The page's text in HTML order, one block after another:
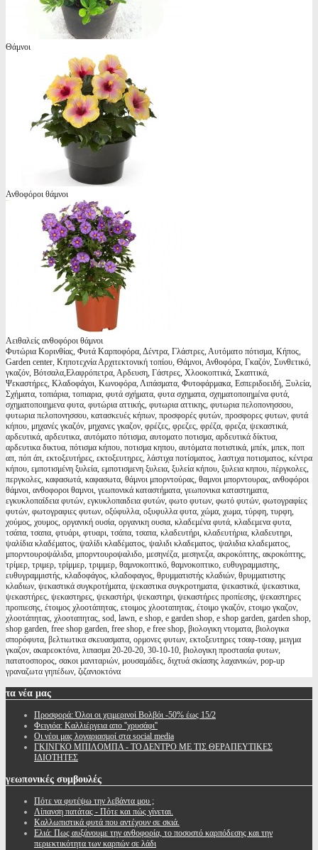
Θάμνοι
Ανθοφόροι θάμνοι
Αειθαλείς ανθοφόροι θάμνοι
Φυτώρια Κορινθίας, Φυτά Καρποφόρα, Δέντρα, Γλάστρες, Αυτόματο πότισμα, Κήπος,
Garden center, Κηποτεχνία Αρχιτεκτονική τοπίου, Θάμνοι, Ανθοφόρα, Γκαζόν, Συνθετικό,
γκαζόν, Βότσαλα,Ελαφρόπετρα, Αρδευση, Γάστρες, Χλοοκοπτικά, Σκαπτικά,
Ψεκαστήρες, Κλαδοφάγοι, Κωνοφόρα, Λιπάσματα, Φυτοφάρμακα, Εσπεριδοειδή, Ξυλεία,
Σχήματα, τοπιάρια, τοπιαρια, φυτά σχήματα, φυτα σχηματα, σχηματοποιημένα φυτά,
σχηματοποιημενα φυτα, φυτώρια αττικής, φυτωρια αττικης, φυτωρια πελοπονησσου,
φυτωρια πελοπονησσου, κατασκευές κήπων, προσφορές φυτών, προσφορες φυτων, φυτά
κήπου, μηχανές γκαζόν, μηχανες γκαζον, φρέζες, φρεζες, φρέζα, φρεζα, ψεκαστικά,
αρδευτικά, αρδευτικα, αυτόματο πότισμα, αυτοματο ποτισμα, αρδευτικά δίκτυα,
αρδευτικα δικτυα, πότισμα κήπου, ποτισμα κηπου, αυτόματα ποτιστικά, μπέκ, μπεκ, ποπ
απ, πόπ άπ, εκτοξευτήρες, εκτοξευτηρες, λάστιχα ποτίσματος, λαστιχα ποτισματος, κέντρα
κήπου, εμποτισμένη ξυλεία, εμποτισμενη ξυλεια, ξυλεία κήπου, ξυλεια κηπου, πέργκολες,
περγκολες, καφασωτά, καφασωτα, θάμνοι μπορντούρας, θαμνοι μπορντουρας, ανθοφόροι
θάμνοι, ανθοφοροι θαμνοι, γεωπονικά καταστήματα, γεωπονικα καταστηματα,
εγκυκλοπαίδεια φυτών, εγκυκλοπαιδεια φυτών, φωτο φυτων, φωτό φυτών, φωτογραφίες
φυτών, φωτογραφιες φυτων, οξύφυλλα, οξυφυλλα φυτα, χώμα, χωμα, τύρφη, τυρφη,
χούμος, χουμος, οργανική ουσία, οργανικη ουσια, κλαδεμένα φυτά, κλαδεμενα φυτα,
τσάπα, τσαπα, φτυάρι, φτυαρι, τσάπα, τσαπα, κλαδευτήρι, κλαδευτήρια, κλαδευτηρι,
ψαλίδια κλαδέματος, ψαλίδι κλαδέματος, ψαλιδι κλαδεματος, ψαλιδια κλαδεματος,
μπορντουροψάλιδα, μπορντουροψαλιδο, μεσηνέζα, μεσηνεζα, ακροκόπτης, ακροκόπτης,
τρίμερ, τριμερ, τρίμμερ, τριμμερ, θαμνοκοπτικό, θαμνοκοπτικο, ευθυγραμμιστης,
ευθυγραμμιστής, κλαδοφάγος, κλαδοφαγος, θρυμματιστής κλαδιών, θρυμματιστης
κλαδιων, ψεκαστικά συγκροτήματα, ψεκαστικα συγκροτηματα, ψεκαστικά, ψεκαστικα,
ψεκαστήρες, ψεκαστηρες, ψεκαστήρι, ψεκαστηρι, ψεκαστήρες προπίεσης, ψεκαστηρες
προπιεσης, έτοιμος χλοοτάπητας, ετοιμος χλοοταπητας, έτοιμο γκαζόν, ετοιμο γκαζον,
χλοοτάπητας, χλοοταπητας, sod, lawn, e shop, e garden shop, e shop garden, garden shop,
shop garden, free shop garden, free shop, e free shop, βιολογικη ντοματα, βιολογικα
σπορόφυτα, βελτιωτικα σκευασματα, ορμονες φυτων, εκτοξευτηρες τσαφ-τσαφ, μειγμα
γκαζον, ακαρεοκτόνα, λιπασμα 20-20-20, 30-10-10, βιολογικη προστασία φυτων,
πατατοσπορος, σακοι μανιταριών, μουσαμάδες, διχτυά σκίασης λαχανικών, pop-up
γραναζωτα γηπέδων, ζιζανιοκτόνα
τα νέα μας
Προσφορά: Όλοι οι χειμερινοί Βολβόι -50% έως 15/2
Φειγιόα: Καλλιέργεια απο ''χρυσάφι''
Oι νέοι μας λογαριασμοί στα social media
ΓΚΙΝΓΚΟ ΜΠΙΛΟΜΠΑ - ΤΟ ΔΕΝΤΡΟ ΜΕ ΤΙΣ ΘΕΡΑΠΕΥΤΙΚΕΣ
ΙΔΙΟΤΗΤΕΣ
γεωπονικές συμβουλές
Πότε να φυτέψω την λεβάντα μου ;
Λίπανση πατάτας - Πότε και πώς γίνεται.
Καλλωπιστικά φυτά που αντέχουν σε σκιά.
Ελιά: Πως αυξάνουμε την ανθοφορία, το ποσοστό καρπόδεσης και την
περιεκτικότητα των καρπών σε λάδι